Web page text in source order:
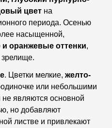
цвет на
периода. Осенью
насыщенной,
и оранжевые оттенки,
зрелище.
. Цветки мелкие, желто-
или небольшими
являются основной
но добавляют
листве и привлекают